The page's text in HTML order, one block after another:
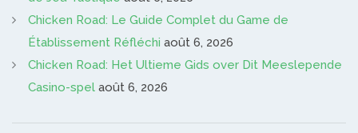
Chicken Road: Le Guide Complet du Game de
Établissement Réfléchi août 6, 2026
Chicken Road: Het Ultieme Gids over Dit Meeslepende
Casino-spel août 6, 2026